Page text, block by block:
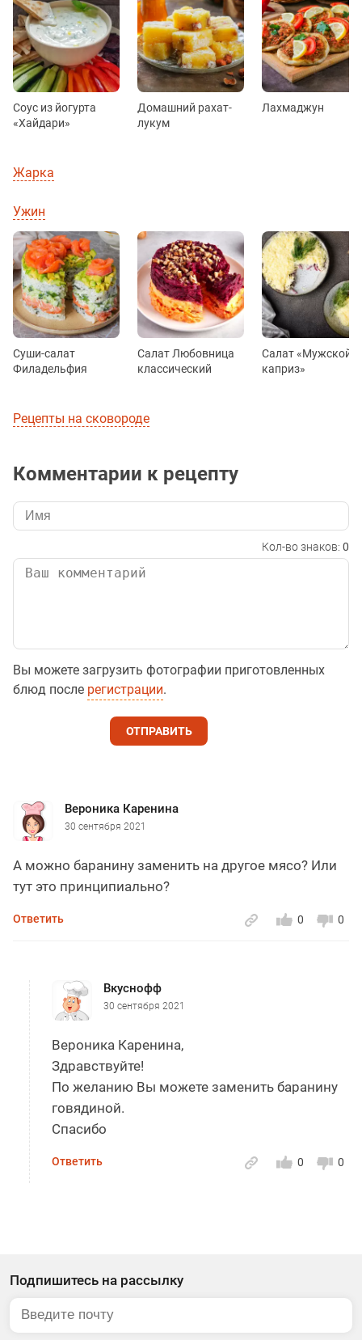
Соус из йогурта
«Хайдари»
Домашний рахат-
лукум
Лахмаджун
Жарка
Ужин
Суши-салат
Филадельфия
Салат Любовница
классический
Салат «Мужской
каприз»
Рецепты на сковороде
Комментарии к рецепту
Кол-во знаков: 0
Вы можете загрузить фотографии приготовленных
блюд после регистрации.
ОТПРАВИТЬ
Вероника Каренина
30 сентября 2021
А можно баранину заменить на другое мясо? Или
тут это принципиально?
0
0
Ответить
Вкуснофф
30 сентября 2021
Вероника Каренина,
Здравствуйте!
По желанию Вы можете заменить баранину
говядиной.
Спасибо
0
0
Ответить
Подпишитесь на рассылку